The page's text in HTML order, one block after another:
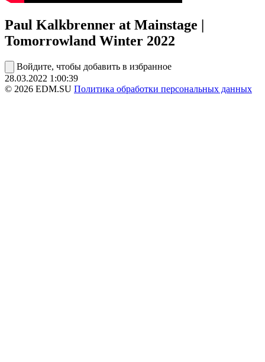
Paul Kalkbrenner at Mainstage |
Tomorrowland Winter 2022
Войдите, чтобы добавить в избранное
28.03.2022 1:00:39
© 2026 EDM.SU Политика обработки персональных данных